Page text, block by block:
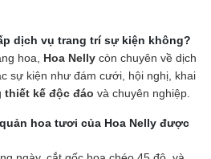
dịch vụ trang trí sự kiện không?
hoa, Hoa Nelly còn chuyên về dịch
sự kiện như đám cưới, hội nghị, khai
thiết kế độc đáo và chuyên nghiệp.
hoa tươi của Hoa Nelly được